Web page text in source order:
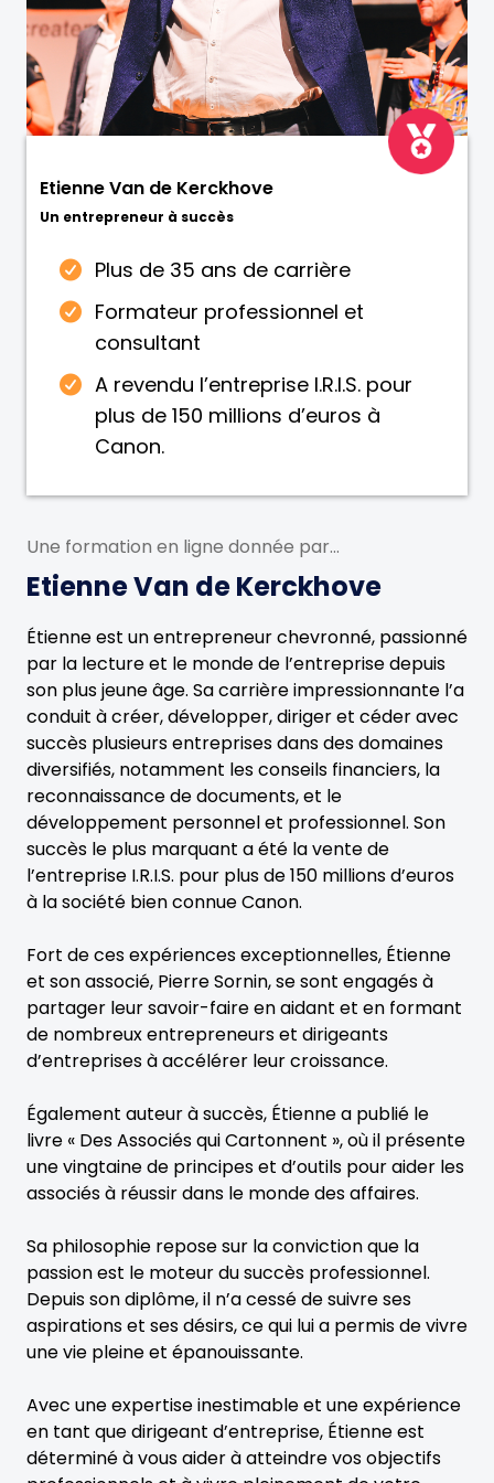
Une formation en ligne donnée par...
Etienne Van de Kerckhove
Étienne est un entrepreneur chevronné, passionné
par la lecture et le monde de l’entreprise depuis
son plus jeune âge. Sa carrière impressionnante l’a
conduit à créer, développer, diriger et céder avec
succès plusieurs entreprises dans des domaines
diversifiés, notamment les conseils financiers, la
reconnaissance de documents, et le
développement personnel et professionnel. Son
succès le plus marquant a été la vente de
l’entreprise I.R.I.S. pour plus de 150 millions d’euros
à la société bien connue Canon.
Fort de ces expériences exceptionnelles, Étienne
et son associé, Pierre Sornin, se sont engagés à
partager leur savoir-faire en aidant et en formant
de nombreux entrepreneurs et dirigeants
d’entreprises à accélérer leur croissance.
Également auteur à succès, Étienne a publié le
livre « Des Associés qui Cartonnent », où il présente
une vingtaine de principes et d’outils pour aider les
associés à réussir dans le monde des affaires.
Sa philosophie repose sur la conviction que la
passion est le moteur du succès professionnel.
Depuis son diplôme, il n’a cessé de suivre ses
aspirations et ses désirs, ce qui lui a permis de vivre
une vie pleine et épanouissante.
Avec une expertise inestimable et une expérience
en tant que dirigeant d’entreprise, Étienne est
déterminé à vous aider à atteindre vos objectifs
Etienne Van de Kerckhove
Un entrepreneur à succès
Plus de 35 ans de carrière
Formateur professionnel et
consultant
A revendu l’entreprise I.R.I.S. pour
plus de 150 millions d’euros à
Canon.